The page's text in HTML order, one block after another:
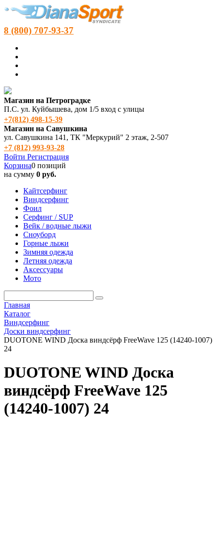
8 (800) 707-93-37
Магазин на Петроградке
П.С. ул. Куйбышева, дом 1/5 вход с улицы
+7(812) 498‑15-39
Магазин на Савушкина
ул. Савушкина 141, ТК "Меркурий" 2 этаж, 2-507
+7 (812) 993-93-28
Войти Регистрация
Корзина0 позиций
на сумму 0 руб.
Кайтсерфинг
Виндсерфинг
Фоил
Серфинг / SUP
Вейк / водные лыжи
Сноуборд
Горные лыжи
Зимняя одежда
Летняя одежда
Аксессуары
Мото
Главная
Каталог
Виндсерфинг
Доски виндсерфинг
DUOTONE WIND Доска виндсёрф FreeWave 125 (14240-1007)
24
DUOTONE WIND Доска
виндсёрф FreeWave 125
(14240-1007) 24